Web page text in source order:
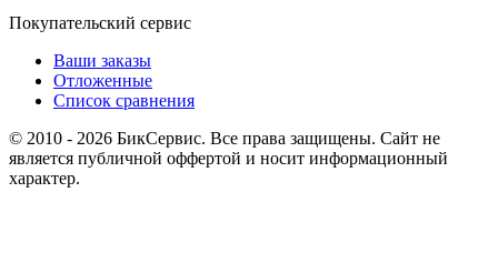
Покупательский сервис
Ваши заказы
Отложенные
Список сравнения
© 2010 - 2026 БикСервис. Все права защищены. Сайт не
является публичной оффертой и носит информационный
характер.